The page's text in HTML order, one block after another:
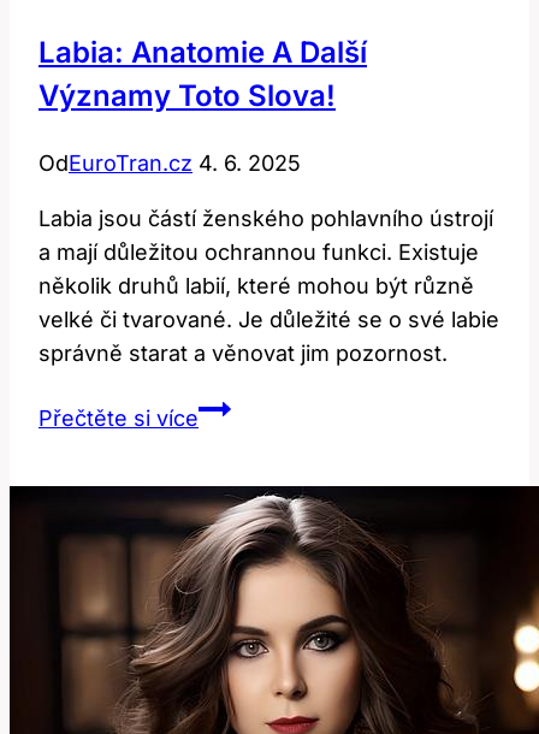
Labia: Anatomie A Další
Významy Toto Slova!
OdEuroTran.cz 4. 6. 2025
Labia jsou částí ženského pohlavního ústrojí
a mají důležitou ochrannou funkci. Existuje
několik druhů labií, které mohou být různě
velké či tvarované. Je důležité se o své labie
správně starat a věnovat jim pozornost.
Přečtěte si víceLabia:
Další
Významy
Toto
Slova!